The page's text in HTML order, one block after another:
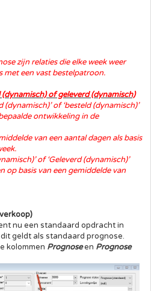
zijn relaties die elke week weer
met een vast bestelpatroon.
(dynamisch)of geleverd(dynamisch)
(dynamisch)’ of ‘besteld (dynamisch)’
ontwikkeling in de
van een aantal dagen als basis
’ of ‘Geleverd(dynamisch)’
op basis van een gemiddelde van
nu een standaard opdracht in
geldt als standaard prognose.
kolommen Prognoseen Prognose